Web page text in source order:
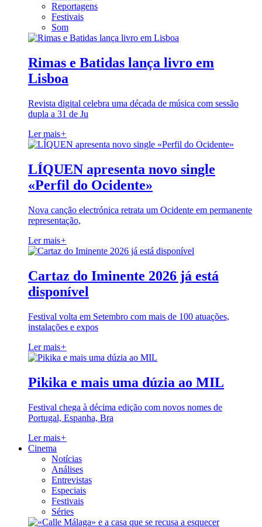
Reportagens
Festivais
Som
Rimas e Batidas lança livro em
Lisboa
Revista digital celebra uma década de música com sessão
dupla a 31 de Ju
Ler mais+
LÍQUEN apresenta novo single
«Perfil do Ocidente»
Nova canção electrónica retrata um Ocidente em permanente
representação,
Ler mais+
Cartaz do Iminente 2026 já está
disponível
Festival volta em Setembro com mais de 100 atuações,
instalações e expos
Ler mais+
Pikika e mais uma dúzia ao MIL
Festival chega à décima edição com novos nomes de
Portugal, Espanha, Bra
Ler mais+
Cinema
Notícias
Análises
Entrevistas
Especiais
Festivais
Séries